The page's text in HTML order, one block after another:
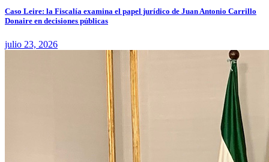
Caso Leire: la Fiscalía examina el papel jurídico de Juan Antonio Carrillo
Donaire en decisiones públicas
julio 23, 2026